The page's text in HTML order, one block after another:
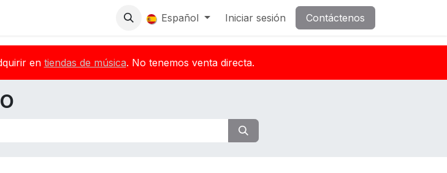
Español Iniciar sesión Contáctenos
en tiendas de música. No tenemos venta directa.